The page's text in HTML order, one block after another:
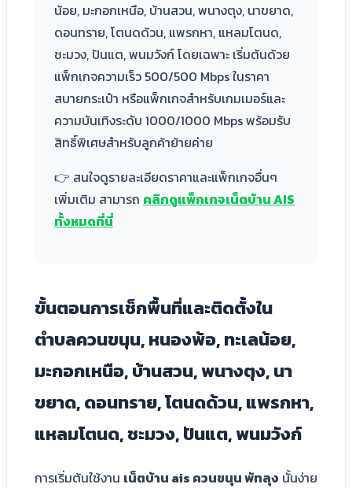
น้อย, มะกอกเหนือ, บ้านสวน, พนางตุง, นาขยาด,
ดอนทราย, โตนดด้วน, แพรกหา, แหลมโตนด,
ชะมวง, ปันแต, พนมวังก์ โดยเฉพาะ เริ่มต้นด้วย
แพ็กเกจความเร็ว 500/500 Mbps ในราคา
สบายกระเป๋า หรือแพ็กเกจสำหรับเกมเมอร์และ
ความบันเทิงระดับ 1000/1000 Mbps พร้อมรับ
สิทธิ์พิเศษสำหรับลูกค้าย้ายค่าย
👉 สนใจดูรายละเอียดราคาและแพ็กเกจอื่นๆ
เพิ่มเติม สามารถ คลิกดูแพ็กเกจเน็ตบ้าน AIS
ทั้งหมดที่นี่
ขั้นตอนการเช็กพื้นที่และติดตั้งใน
ตำบลควนขนุน, หนองพ้อ, ทะเลน้อย,
มะกอกเหนือ, บ้านสวน, พนางตุง, นา
ขยาด, ดอนทราย, โตนดด้วน, แพรกหา,
แหลมโตนด, ชะมวง, ปันแต, พนมวังก์
การเริ่มต้นใช้งาน เน็ตบ้าน ais ควนขนุน พัทลุง นั้นง่าย